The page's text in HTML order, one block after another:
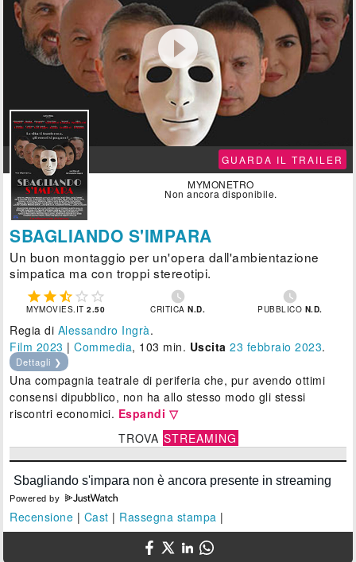

GUARDA IL TRAILER
MYMONETRO
Non ancora disponibile.
SBAGLIANDO S'IMPARA
Un buon montaggio per un'opera dall'ambientazione
simpatica ma con troppi stereotipi.
    
MYMOVIES.IT2.50

CRITICAN.D.

PUBBLICO N.D.
Regia di Alessandro Ingrà.
Film 2023 |Commedia, 103 min. Uscita 23 febbraio 2023.
Dettagli ❯
Una compagnia teatrale di periferia che, pur avendo ottimi
consensi dipubblico, non ha allo stesso modo gli stessi
riscontri economici. Espandi ▽
TROVA STREAMING
Powered by
Recensione | Cast | Rassegna stampa |